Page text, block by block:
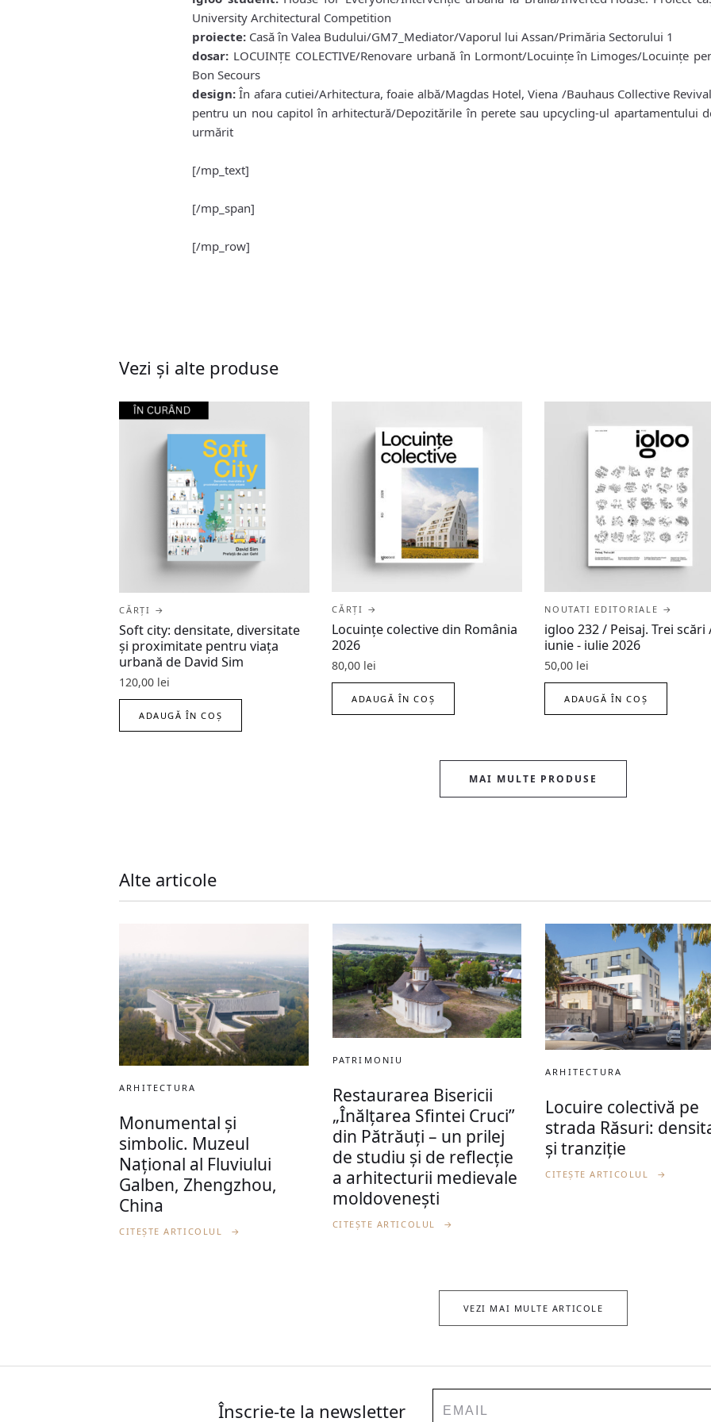
University Architectural Competition
proiecte: Casă în Valea Budului/GM7_Mediator/Vaporul lui Assan/Primăria Sectorului 1
dosar: LOCUINȚE COLECTIVE/Renovare urbană în Lormont/Locuinţe în Limoges/Locuinţe
Bon Secours
design: În afara cutiei/Arhitectura, foaie albă/Magdas Hotel, Viena /Bauhaus Collective
pentru un nou capitol în arhitectură/Depozitările în perete sau upcycling-ul apartamentului
urmărit
[/mp_text]
[/mp_span]
[/mp_row]
Vezi și alte produse
CĂRȚI →
Soft city: densitate, diversitate
şi proximitate pentru viaţa
urbană de David Sim
120,00 lei
ADAUGĂ ÎN COȘ
CĂRȚI →
Locuințe colective din România
2026
80,00 lei
ADAUGĂ ÎN COȘ
NOUTATI EDITORIALE →
igloo 232 / Peisaj. Trei scări
iunie - iulie 2026
50,00 lei
ADAUGĂ ÎN COȘ
MAI MULTE PRODUSE
Alte articole
ARHITECTURA
Monumental și
simbolic. Muzeul
Național al Fluviului
Galben, Zhengzhou,
China
CITEȘTE ARTICOLUL →
PATRIMONIU
Restaurarea Bisericii
„Înălțarea Sfintei Cruci”
din Pătrăuți – un prilej
de studiu și de reflecție
a arhitecturii medievale
moldovenești
CITEȘTE ARTICOLUL →
ARHITECTURA
Locuire colectivă pe
strada Răsuri:
și tranziție
CITEȘTE ARTICOLUL →
VEZI MAI MULTE ARTICOLE
Înscrie-te la newsletter